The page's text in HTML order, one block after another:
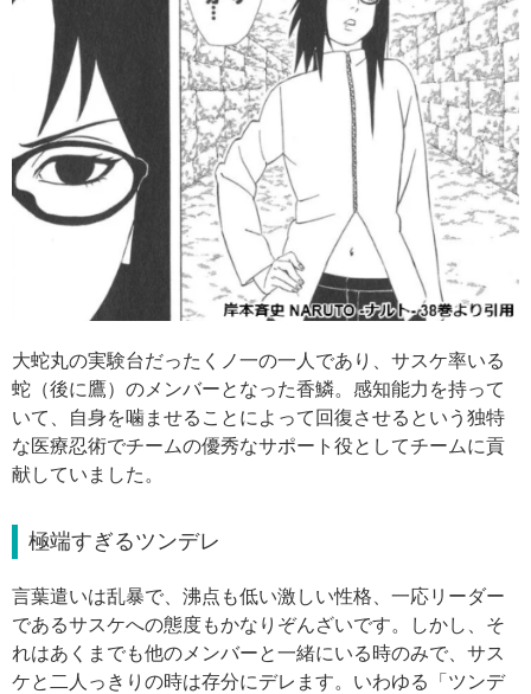
大蛇丸の実験台だったくノ一の一人であり、サスケ率いる
蛇（後に鷹）のメンバーとなった香鱗。感知能力を持って
いて、自身を噛ませることによって回復させるという独特
な医療忍術でチームの優秀なサポート役としてチームに貢
献していました。
極端すぎるツンデレ
言葉遣いは乱暴で、沸点も低い激しい性格、一応リーダー
であるサスケへの態度もかなりぞんざいです。しかし、そ
れはあくまでも他のメンバーと一緒にいる時のみで、サス
ケと二人っきりの時は存分にデレます。いわゆる「ツンデ